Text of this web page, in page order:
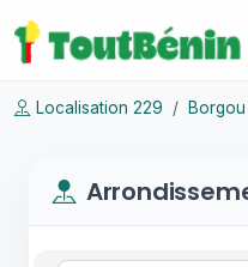
Localisation 229 Borgou